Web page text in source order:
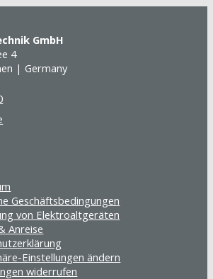
GmbH
4
| Germany
Geschäftsbedingungen
von Elektroaltgeräten
Anreise
Einstellungen ändern
widerrufen